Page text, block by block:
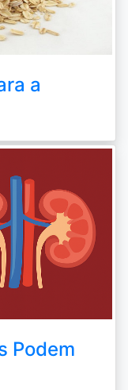
a
Podem